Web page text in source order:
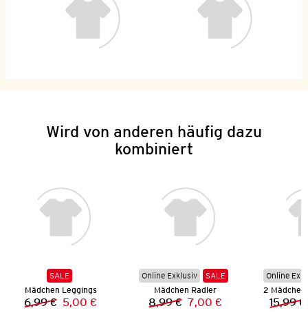
Wird von anderen häufig dazu
kombiniert
SALE
Mädchen Leggings
Vorheriger Preis:
6,99 € Neuer Preis:
5,00 €
Online Exklusiv
SALE
Mädchen Radler
Vorheriger Preis:
8,99 € Neuer Preis:
7,00 €
Online
15,99 €